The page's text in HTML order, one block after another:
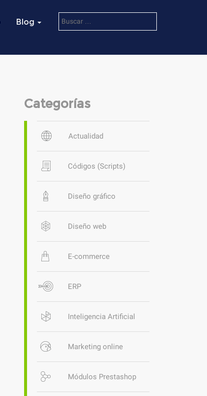
Blog
Categorías
Actualidad
Códigos (Scripts)
Diseño gráfico
Diseño web
E-commerce
ERP
Inteligencia Artificial
Marketing online
Módulos Prestashop